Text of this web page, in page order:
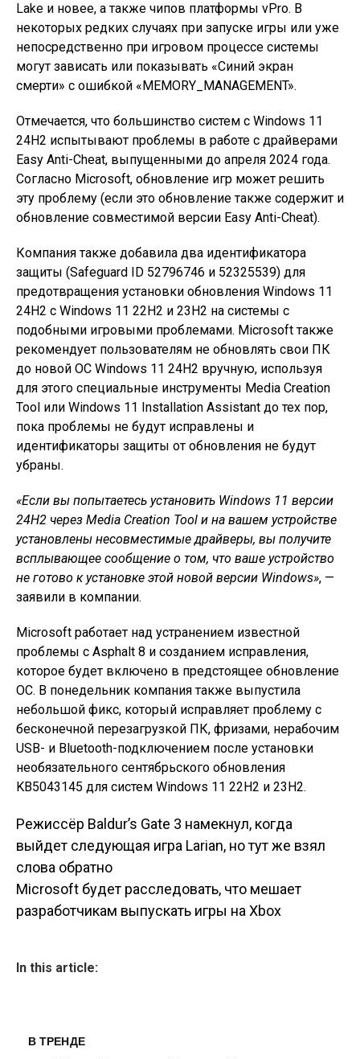
Lake и новее, а также чипов платформы vPro. В
некоторых редких случаях при запуске игры или уже
непосредственно при игровом процессе системы
могут зависать или показывать «Синий экран
смерти» с ошибкой «MEMORY_MANAGEMENT».
Отмечается, что большинство систем с Windows 11
24H2 испытывают проблемы в работе с драйверами
Easy Anti-Cheat, выпущенными до апреля 2024 года.
Согласно Microsoft, обновление игр может решить
эту проблему (если это обновление также содержит и
обновление совместимой версии Easy Anti-Cheat).
Компания также добавила два идентификатора
защиты (Safeguard ID 52796746 и 52325539) для
предотвращения установки обновления Windows 11
24H2 с Windows 11 22H2 и 23H2 на системы с
подобными игровыми проблемами. Microsoft также
рекомендует пользователям не обновлять свои ПК
до новой ОС Windows 11 24H2 вручную, используя
для этого специальные инструменты Media Creation
Tool или Windows 11 Installation Assistant до тех пор,
пока проблемы не будут исправлены и
идентификаторы защиты от обновления не будут
убраны.
«Если вы попытаетесь установить Windows 11 версии
24H2 через Media Creation Tool и на вашем устройстве
установлены несовместимые драйверы, вы получите
всплывающее сообщение о том, что ваше устройство
не готово к установке этой новой версии Windows», —
заявили в компании.
Microsoft работает над устранением известной
проблемы с Asphalt 8 и созданием исправления,
которое будет включено в предстоящее обновление
ОС. В понедельник компания также выпустила
небольшой фикс, который исправляет проблему с
бесконечной перезагрузкой ПК, фризами, нерабочим
USB- и Bluetooth-подключением после установки
необязательного сентябрьского обновления
KB5043145 для систем Windows 11 22H2 и 23H2.
Навигация по
записям
Режиссёр Baldur’s Gate 3 намекнул, когда
выйдет следующая игра Larian, но тут же взял
слова обратно
Microsoft будет расследовать, что мешает
разработчикам выпускать игры на Xbox
In this article:
В ТРЕНДЕ